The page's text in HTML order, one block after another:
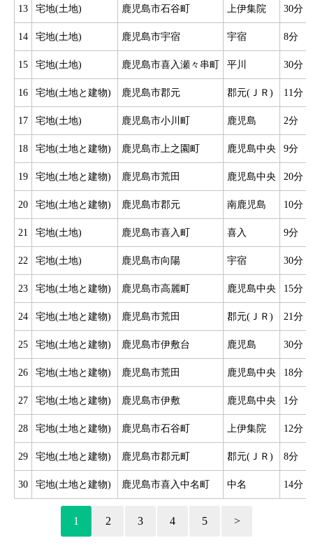
13 宅地(土地) 鹿児島市石谷町 上伊集院 30分
14 宅地(土地) 鹿児島市宇宿 宇宿 8分
15 宅地(土地) 鹿児島市喜入瀬々串町 平川 30分
16 宅地(土地と建物) 鹿児島市郡元 郡元(ＪＲ) 11分
17 宅地(土地) 鹿児島市小川町 鹿児島 2分
18 宅地(土地と建物) 鹿児島市上之園町 鹿児島中央 9分
19 宅地(土地と建物) 鹿児島市荒田 鹿児島中央 20分
20 宅地(土地と建物) 鹿児島市郡元 南鹿児島 10分
21 宅地(土地) 鹿児島市喜入町 喜入 9分
22 宅地(土地) 鹿児島市向陽 宇宿 30分
23 宅地(土地と建物) 鹿児島市高麗町 鹿児島中央 15分
24 宅地(土地と建物) 鹿児島市荒田 郡元(ＪＲ) 21分
25 宅地(土地と建物) 鹿児島市伊敷台 鹿児島 30分
26 宅地(土地と建物) 鹿児島市荒田 鹿児島中央 18分
27 宅地(土地と建物) 鹿児島市伊敷 鹿児島中央 1分
28 宅地(土地と建物) 鹿児島市石谷町 上伊集院 12分
29 宅地(土地と建物) 鹿児島市郡元町 郡元(ＪＲ) 8分
30 宅地(土地と建物) 鹿児島市喜入中名町 中名 14分
1 2 3 4 5 >